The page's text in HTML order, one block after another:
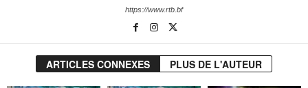
https://www.rtb.bf
ARTICLES CONNEXES PLUS DE L'AUTEUR